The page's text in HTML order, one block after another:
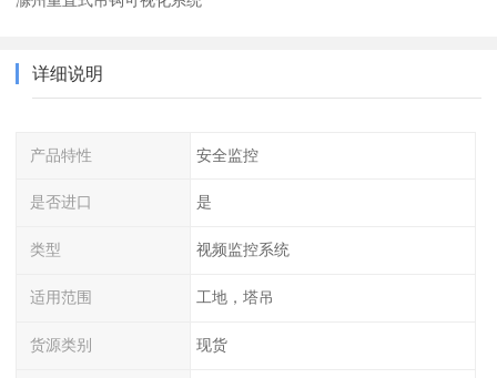
详细说明
产品特性 安全监控
是否进口 是
类型 视频监控系统
适用范围 工地，塔吊
货源类别 现货